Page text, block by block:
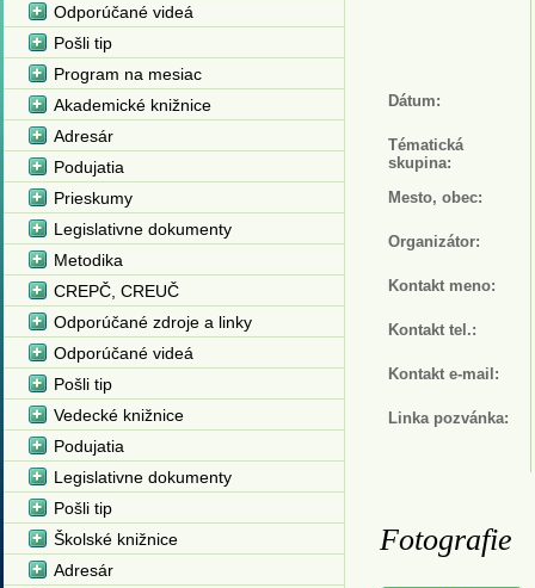
Dátum:
Tématická
skupina:
Mesto, obec:
Organizátor:
Kontakt meno:
Kontakt tel.:
Kontakt e-mail:
Linka pozvánka:
Fotografie
Odporúčané videá
Pošli tip
Program na mesiac
Akademické knižnice
Adresár
Podujatia
Prieskumy
Legislativne dokumenty
Metodika
CREPČ, CREUČ
Odporúčané zdroje a linky
Odporúčané videá
Pošli tip
Vedecké knižnice
Podujatia
Legislativne dokumenty
Pošli tip
Školské knižnice
Adresár